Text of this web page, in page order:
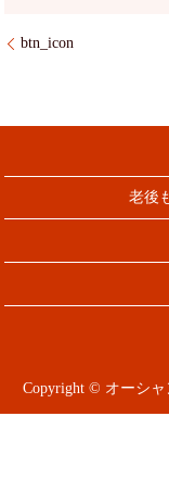
btn_icon
老後
Copyright © オーシ